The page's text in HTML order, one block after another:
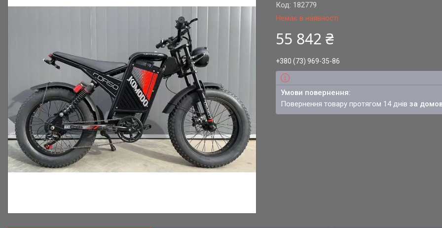
Немає в наявності
Код: 182779
55 842 ₴
+380 (73) 969-35-86
повернення товару протягом 14 днівза